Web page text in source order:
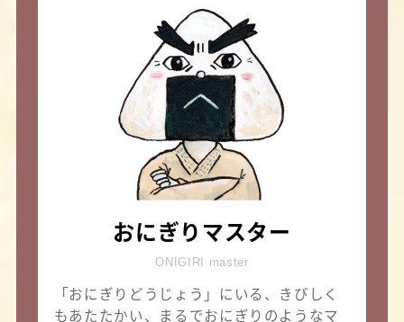
おにぎりマスター
ONIGIRI master
「おにぎりどうじょう」にいる、きびしく
もあたたかい、まるでおにぎりのようなマ